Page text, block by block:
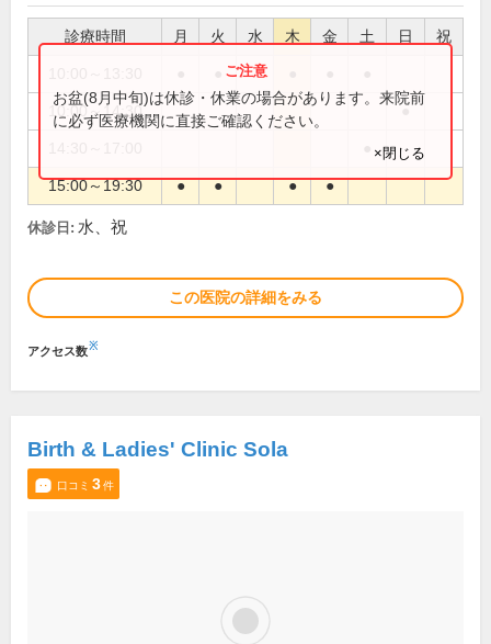
診療時間 月 火 水 木 金 土 日 祝
10:00～14:30 ●
15:00～19:30 ● ● ● ●
お盆(8月中旬)は休診・休業の場合があります。来院前
に必ず医療機関に直接ご確認ください。
×閉じる
休診日: 水、祝
この医院の詳細をみる
アクセス数※
Birth & Ladies' Clinic Sola
口コミ 3件